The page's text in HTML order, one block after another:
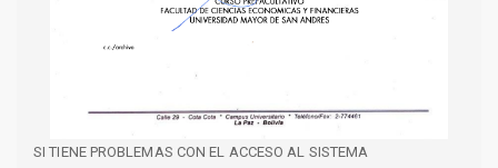
SI TIENE PROBLEMAS CON EL ACCESO AL SISTEMA